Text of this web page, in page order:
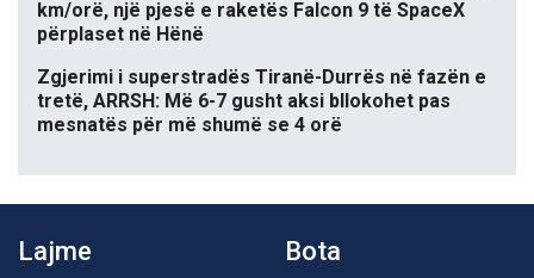
km/orë, një pjesë e raketës Falcon 9 të SpaceX
përplaset në Hënë
Zgjerimi i superstradës Tiranë-Durrës në fazën e
tretë, ARRSH: Më 6-7 gusht aksi bllokohet pas
mesnatës për më shumë se 4 orë
Lajme Bota